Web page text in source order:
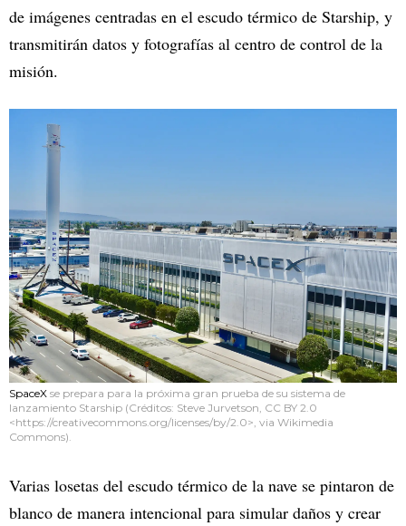
de imágenes centradas en el escudo térmico de Starship, y
transmitirán datos y fotografías al centro de control de la
misión.
SpaceX se prepara para la próxima gran prueba de su sistema de
lanzamiento Starship (Créditos: Steve Jurvetson, CC BY 2.0
<https://creativecommons.org/licenses/by/2.0>, via Wikimedia
Commons).
Varias losetas del escudo térmico de la nave se pintaron de
blanco de manera intencional para simular daños y crear